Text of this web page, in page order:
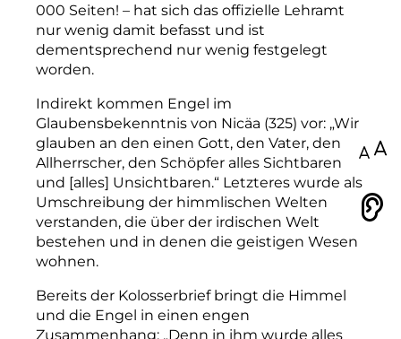
000 Seiten! – hat sich das offizielle Lehramt
nur wenig damit befasst und ist
dementsprechend nur wenig festgelegt
worden.
Indirekt kommen Engel im
Glaubensbekenntnis von Nicäa (325) vor: „Wir
glauben an den einen Gott, den Vater, den
Allherrscher, den Schöpfer alles Sichtbaren
und [alles] Unsichtbaren.“ Letzteres wurde als
Umschreibung der himmlischen Welten
verstanden, die über der irdischen Welt
bestehen und in denen die geistigen Wesen
wohnen.
Bereits der Kolosserbrief bringt die Himmel
und die Engel in einen engen
Zusammenhang: „Denn in ihm wurde alles
100
Vorlesen